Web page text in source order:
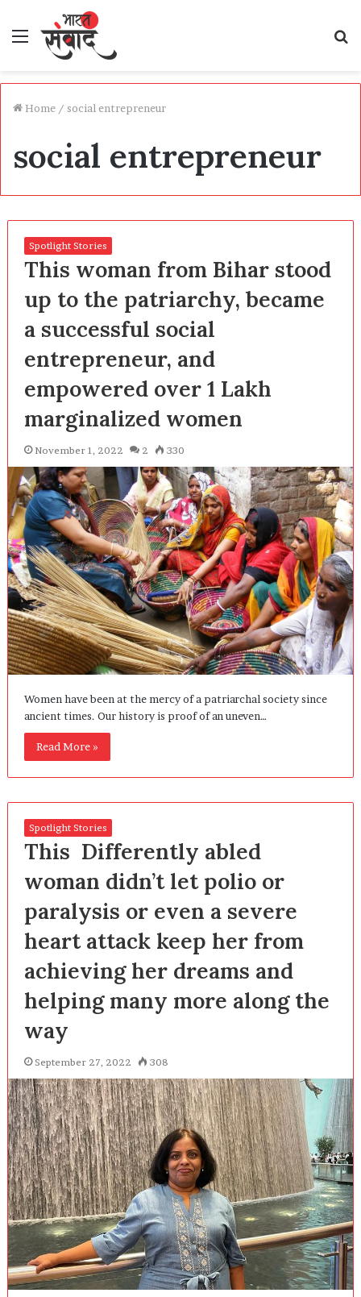
Menu
Home / social entrepreneur
social entrepreneur
Spotlight Stories
This woman from Bihar stood
up to the patriarchy, became
a successful social
entrepreneur, and
empowered over 1 Lakh
marginalized women
November 1, 2022 2 330
Women have been at the mercy of a patriarchal society since
ancient times. Our history is proof of an uneven…
Read More »
Spotlight Stories
This Differently abled
woman didn’t let polio or
paralysis or even a severe
heart attack keep her from
achieving her dreams and
helping many more along the
way
September 27, 2022 308